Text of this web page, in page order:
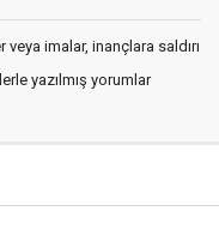
imalar, inançlara saldırı
yazılmış yorumlar